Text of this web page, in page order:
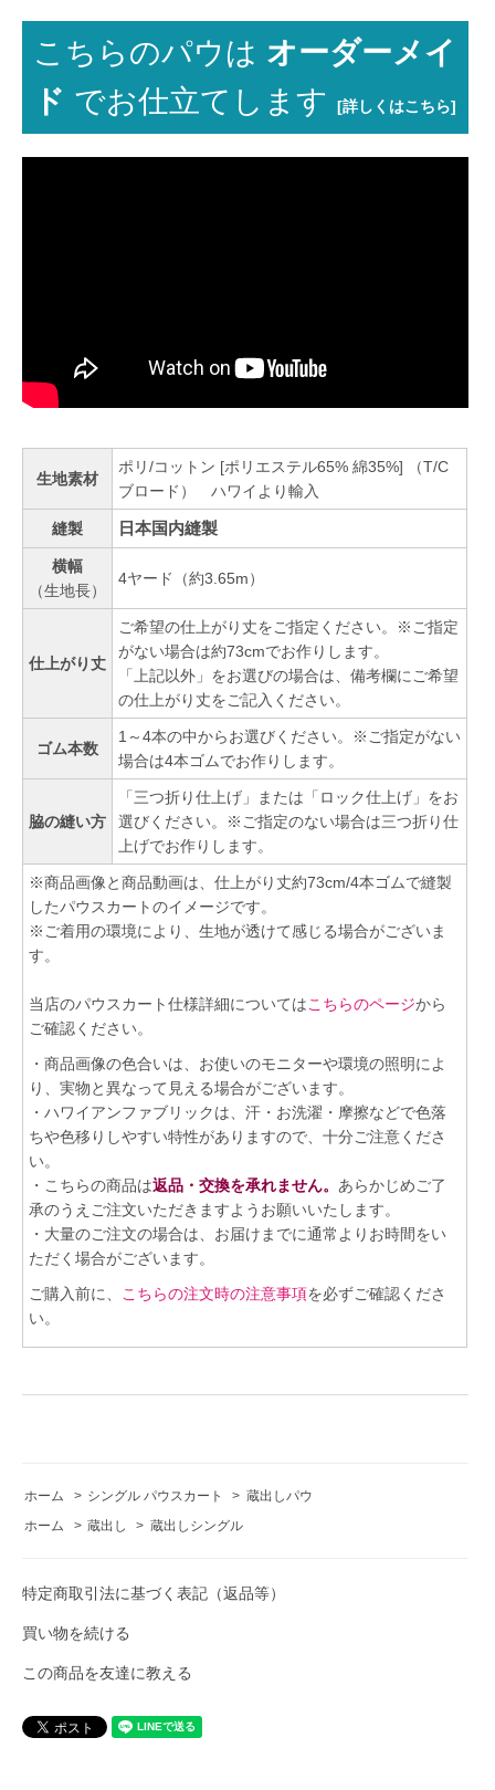
こちらのパウは オーダーメイ
ド でお仕立てします[詳しくはこちら]
生地素材
ポリ/コットン [ポリエステル65% 綿35%] （T/C
ブロード） ハワイより輸入
縫製 日本国内縫製
横幅
（生地長）
4ヤード（約3.65m）
仕上がり丈
ご希望の仕上がり丈をご指定ください。※ご指定
がない場合は約73cmでお作りします。
「上記以外」をお選びの場合は、備考欄にご希望
の仕上がり丈をご記入ください。
ゴム本数
1～4本の中からお選びください。※ご指定がない
場合は4本ゴムでお作りします。
脇の縫い方
「三つ折り仕上げ」または「ロック仕上げ」をお
選びください。※ご指定のない場合は三つ折り仕
上げでお作りします。
※商品画像と商品動画は、仕上がり丈約73cm/4本ゴムで縫製
したパウスカートのイメージです。
※ご着用の環境により、生地が透けて感じる場合がございま
す。
当店のパウスカート仕様詳細についてはこちらのページから
ご確認ください。
・商品画像の色合いは、お使いのモニターや環境の照明によ
り、実物と異なって見える場合がございます。
・ハワイアンファブリックは、汗・お洗濯・摩擦などで色落
ちや色移りしやすい特性がありますので、十分ご注意くださ
い。
・こちらの商品は返品・交換を承れません。 あらかじめご了
承のうえご注文いただきますようお願いいたします。
・大量のご注文の場合は、お届けまでに通常よりお時間をい
ただく場合がございます。
ご購入前に、 こちらの注文時の注意事項を必ずご確認くださ
い。
ホーム > シングル パウスカート > 蔵出しパウ
ホーム
> 蔵出し > 蔵出しシングル
特定商取引法に基づく表記（返品等）
買い物を続ける
この商品を友達に教える